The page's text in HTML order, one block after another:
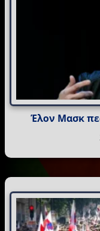
Έλον Μασκ